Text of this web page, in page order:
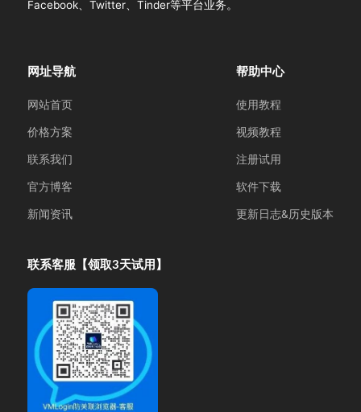
Facebook、Twitter、Tinder等平台业务。
网址导航
网站首页
价格方案
联系我们
官方博客
新闻资讯
帮助中心
使用教程
视频教程
注册试用
软件下载
更新日志&历史版本
联系客服【领取3天试用】